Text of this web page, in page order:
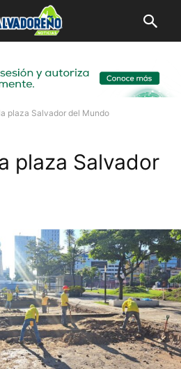
plaza Salvador del Mundo
plaza Salvador